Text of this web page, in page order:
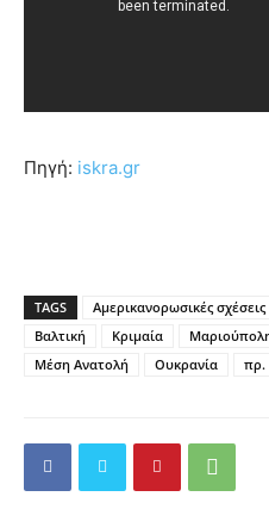
Πηγή: iskra.gr
TAGS Αμερικανορωσικές σχέσεις
Βαλτική
Κριμαία
Μέση Ανατολή
Ουκρανία πρ.